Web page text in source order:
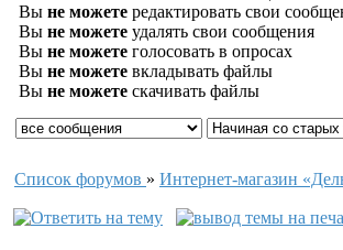
Вы не можете редактировать свои
Вы не можете удалять свои сообщения
Вы не можете голосовать в опросах
Вы не можете вкладывать файлы
Вы не можете скачивать файлы
Список форумов » Интернет-магазин